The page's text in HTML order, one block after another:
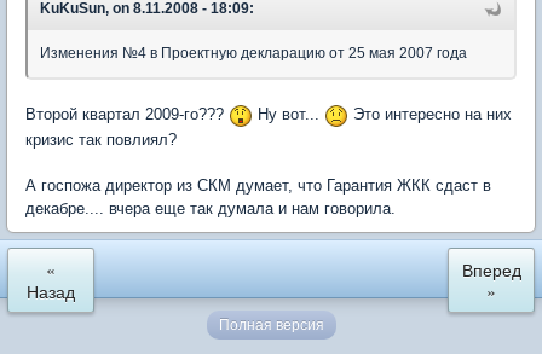
KuKuSun, on 8.11.2008 - 18:09:
Изменения №4 в Проектную декларацию от 25 мая 2007 года
Второй квартал 2009-го??? Ну вот...
Это интересно на них
кризис так повлиял?
А госпожа директор из СКМ думает, что Гарантия ЖКК сдаст в
декабре.... вчера еще так думала и нам говорила.
«
Назад
Вперед
»
Полная версия